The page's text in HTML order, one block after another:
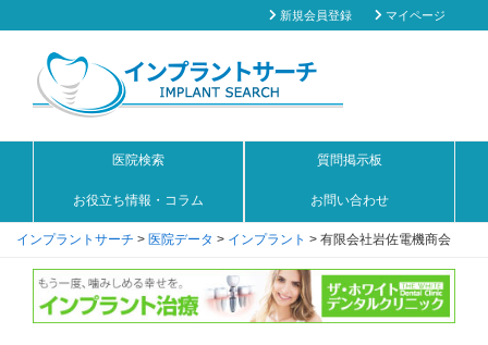
新規会員登録 マイページ
医院検索 質問掲示板
お役立ち情報・コラム お問い合わせ
インプラントサーチ > 医院データ > インプラント > 有限会社岩佐電機商会